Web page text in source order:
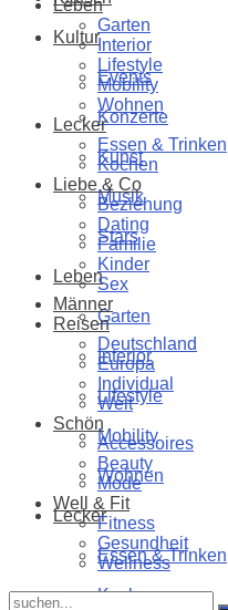
Kultur
Events
Konzerte
Kunst
Musik
Stars
Leben
Garten
Interior
Lifestyle
Mobility
Wohnen
Lecker
Essen & Trinken
Kochen
Leben
Garten
Interior
Lifestyle
Mobility
Wohnen
Lecker
Essen & Trinken
Kochen
Liebe & Co
Beziehung
Dating
Familie
Kinder
Sex
Männer
Reisen
Deutschland
Europa
Individual
Welt
Schön
Accessoires
Beauty
Mode
Well & Fit
Fitness
Gesundheit
Wellness